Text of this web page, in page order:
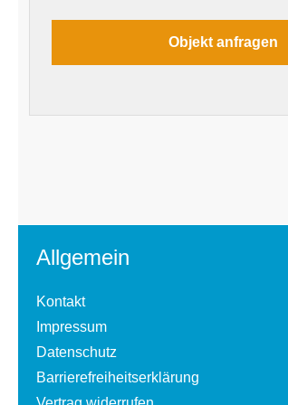
Allgemein
Kontakt
Impressum
Datenschutz
Barrierefreiheitserklärung